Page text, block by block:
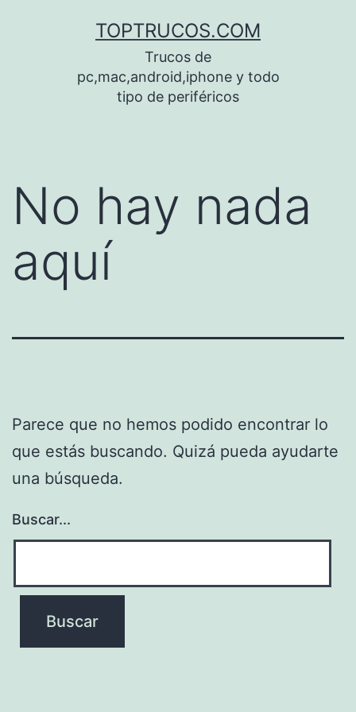
TOPTRUCOS.COM
Trucos de
pc,mac,android,iphone y todo
tipo de periféricos
No hay nada
aquí
Parece que no hemos podido encontrar lo
que estás buscando. Quizá pueda ayudarte
una búsqueda.
Buscar...